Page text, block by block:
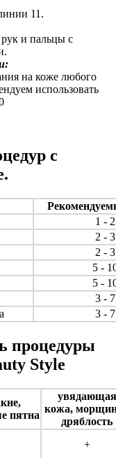
11.
и пальцы с
на коже любого
использовать
с
1 -
2 -
2 -
5 -
5 -
3 -
3 -
процедуры
Style
пятна
увядающая
кожа,
дряблость
+